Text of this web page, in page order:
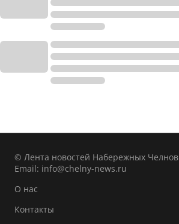
© Лента новостей Набережных Челнов
Email: info@chelny-news.ru
О нас
Контакты